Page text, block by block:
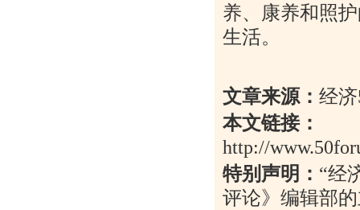
养、康养和照
生活。
文章来源： 经济
本文链接：
http://
特别声明： “经
评论》编辑部